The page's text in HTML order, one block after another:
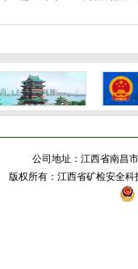
公司地址：江西省南昌
版权所有：江西省矿检安全